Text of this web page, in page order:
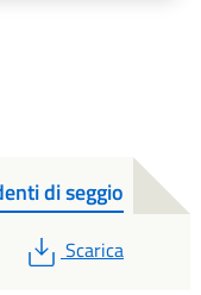
di seggio
PDF
Scarica